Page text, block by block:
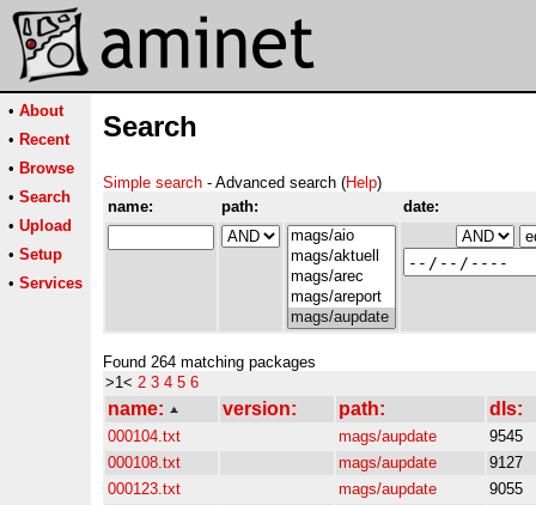
• About
• Recent
• Browse
• Search
• Upload
• Setup
• Services
Search
Simple search - Advanced search (Help)
name:
path: date:
Found 264 matching packages
>1< 2 3 4 5 6
name: version: path: dls:
000104.txt mags/aupdate
9545
000108.txt
mags/aupdate
9127
000123.txt
mags/aupdate
9055